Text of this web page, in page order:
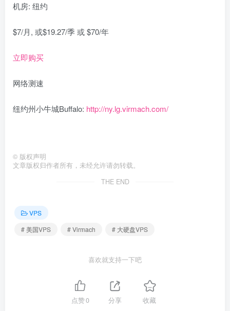
机房: 纽约
$7/月, 或$19.27/季 或 $70/年
立即购买
网络测速
纽约州小牛城Buffalo: http://ny.lg.virmach.com/
© 版权声明
文章版权归作者所有，未经允许请勿转载。
THE END
VPS
# 美国VPS
# Virmach # 大硬盘VPS
喜欢就支持一下吧
点赞0 分享 收藏